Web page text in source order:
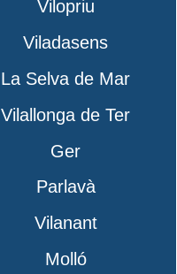
Vilopriu
Viladasens
La Selva de Mar
Vilallonga de Ter
Ger
Parlavà
Vilanant
Molló